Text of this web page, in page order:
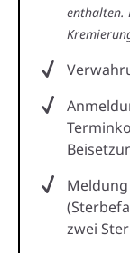
enthalten.
zwei